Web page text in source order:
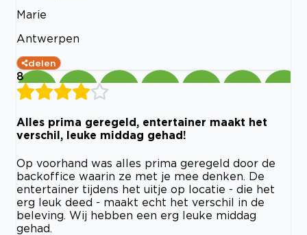
Marie
Antwerpen
delen
8
Alles prima geregeld, entertainer maakt het
verschil, leuke middag gehad!
Op voorhand was alles prima geregeld door de
backoffice waarin ze met je mee denken. De
entertainer tijdens het uitje op locatie - die het
erg leuk deed - maakt echt het verschil in de
beleving. Wij hebben een erg leuke middag
gehad.